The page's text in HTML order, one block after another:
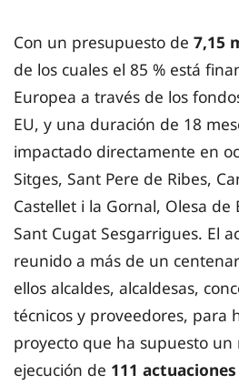
Con un presupuesto de 7,15
de los cuales el 85 % está
Europea a través de los
EU, y una duración de 18
impactado directamente en
Sitges, Sant Pere de Ribes,
Castellet i la Gornal, Olesa de
Sant Cugat Sesgarrigues. El
reunido a más de un
ellos alcaldes, alcaldesas,
técnicos y proveedores, para
proyecto que ha supuesto un
ejecución de 111 actuaciones